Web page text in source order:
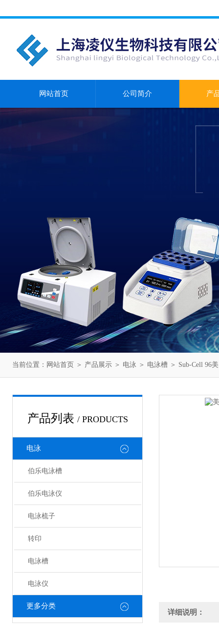
网站首页 公司简介 产
当前位置： 网站首页 ＞ 产品展示 ＞ 电泳 ＞ 电泳槽 ＞ Sub-Cell 96
产品列表 / PRODUCTS
电泳
伯乐电泳槽
伯乐电泳仪
电泳梳子
转印
电泳槽
电泳仪
更多分类
详细说明：